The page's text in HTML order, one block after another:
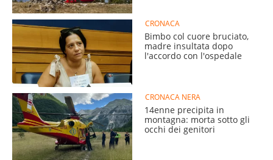
CRONACA
Bimbo col cuore bruciato,
madre insultata dopo
l'accordo con l'ospedale
CRONACA NERA
14enne precipita in
montagna: morta sotto gli
occhi dei genitori